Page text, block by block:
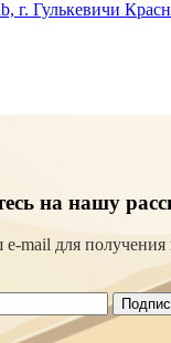
г. Гулькевичи
на нашу
mail для